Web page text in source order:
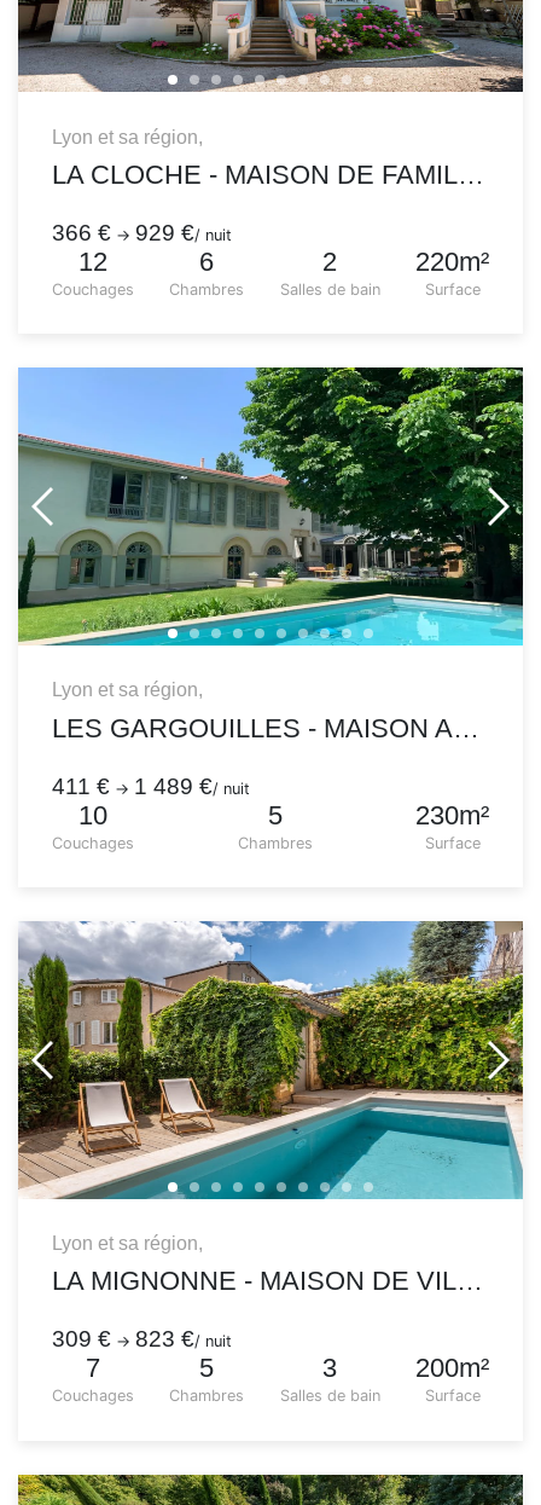
Lyon et sa région,
LA CLOCHE - MAISON DE FAMILLE 1900 COSY ET INTIMISTE
366 €→ 929 €/ nuit
12
Couchages
6
Chambres
2
Salles de bain
220m²
Surface
Lyon et sa région,
LES GARGOUILLES - MAISON AU CHARME FOU AVEC PISCINE CHAUFFÉE ET JARDIN
411 €→ 1 489 €/ nuit
10
Couchages
5
Chambres
230m²
Surface
Lyon et sa région,
LA MIGNONNE - MAISON DE VILLAGE AVEC PISCINE
309 €→ 823 €/ nuit
7
Couchages
5
Chambres
3
Salles de bain
200m²
Surface